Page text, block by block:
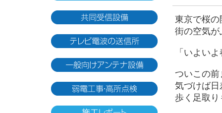
東京で桜
街の空気
「いよい
ついこの
気づけば
歩く足取